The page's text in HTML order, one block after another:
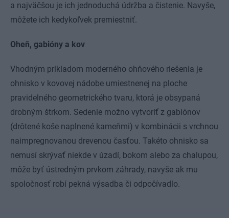
a najväčšou je ich jednoduchá údržba a čistenie. Navyše,
môžete ich kedykoľvek premiestniť.
Oheň, gabióny a kov
Vhodným príkladom moderného ohňového riešenia je
ohnisko v kovovej nádobe umiestnenej na ploche
pravidelného geometrického tvaru, ktorá je obsypaná
drobným štrkom. Sedenie možno vytvoriť z gabiónov
(drôtené koše naplnené kameňmi) v kombinácii s vrchnou
naimpregnovanou drevenou časťou. Takéto ohnisko sa
nemusí skrývať niekde v úzadí, bokom alebo za chalupou,
môže byť ústredným prvkom záhrady, navyše ak mu
spoločnosť robí pekná výsadba či odpočívadlo.